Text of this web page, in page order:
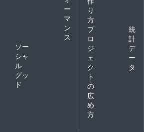
ー
マ
ン
ス
ソー
シャ
ル
グッ
ド
り
方
プ
ロ
ジ
ェ
ク
ト
の
広
め
方
統
計
デ
ー
タ